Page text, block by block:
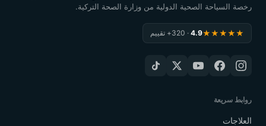
رخصة السياحة الصحية الدولية من وزارة الصحة التركية.
★★★★★
4.9 · 320+ تقييم
روابط سريعة
العلاجات